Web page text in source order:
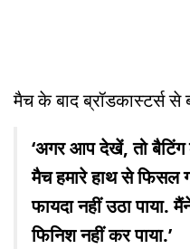
मैच के बाद ब्रॉडकास्टर्स से
‘अगर आप देखें, तो
मैच हमारे हाथ से फिसल
फायदा नहीं उठा पाया.
फिनिश नहीं कर पाया.’